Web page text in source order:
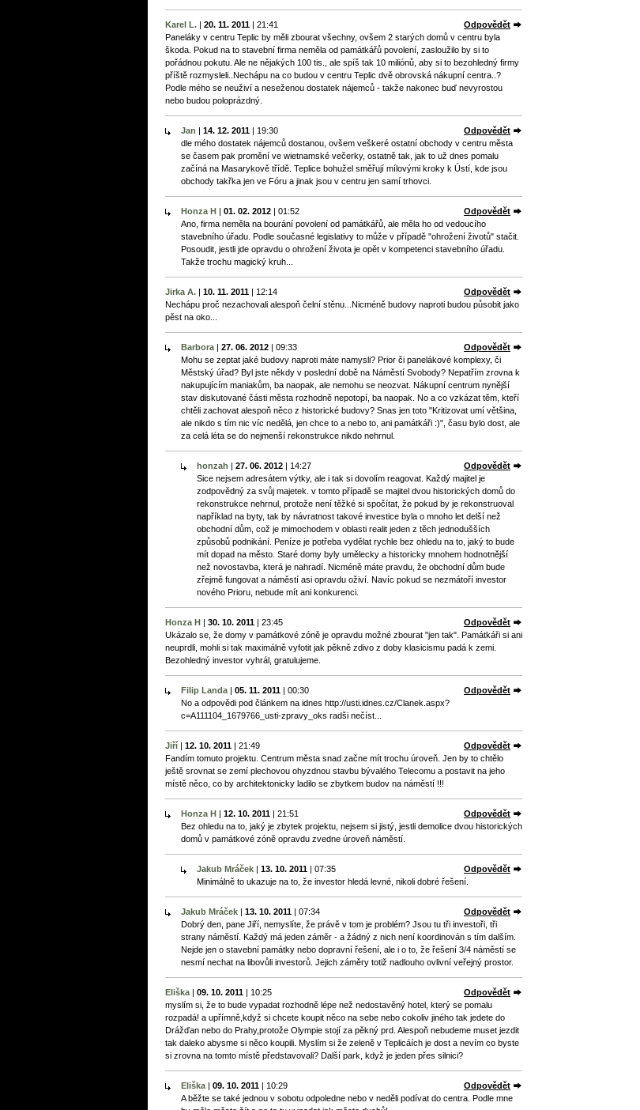
Karel L. | 20. 11. 2011 | 21:41
Odpovědět
Paneláky v centru Teplic by měli zbourat všechny, ovšem 2 starých domů v centru byla
škoda. Pokud na to stavební firma neměla od památkářů povolení, zasloužilo by si to
pořádnou pokutu. Ale ne nějakých 100 tis., ale spíš tak 10 miliónů, aby si to bezohledný firmy
příště rozmysleli..Nechápu na co budou v centru Teplic dvě obrovská nákupní centra..?
Podle mého se neuživí a neseženou dostatek nájemců - takže nakonec buď nevyrostou
nebo budou poloprázdný.
Jan | 14. 12. 2011 | 19:30
Odpovědět
dle mého dostatek nájemců dostanou, ovšem veškeré ostatní obchody v centru města
se časem pak promění ve wietnamské večerky, ostatně tak, jak to už dnes pomalu
začíná na Masarykově třídě. Teplice bohužel směřují mílovými kroky k Ústí, kde jsou
obchody takřka jen ve Fóru a jinak jsou v centru jen samí trhovci.
Honza H | 01. 02. 2012 | 01:52
Odpovědět
Ano, firma neměla na bourání povolení od památkářů, ale měla ho od vedoucího
stavebního úřadu. Podle současné legislativy to může v případě "ohrožení životů" stačit.
Posoudit, jestli jde opravdu o ohrožení života je opět v kompetenci stavebního úřadu.
Takže trochu magický kruh...
Jirka A. | 10. 11. 2011 | 12:14
Odpovědět
Nechápu proč nezachovali alespoň čelní stěnu...Nicméně budovy naproti budou působit jako
pěst na oko...
Barbora | 27. 06. 2012 | 09:33
Odpovědět
Mohu se zeptat jaké budovy naproti máte namysli? Prior či panelákové komplexy, či
Městský úřad? Byl jste někdy v poslední době na Náměstí Svobody? Nepatřím zrovna k
nakupujícím maniakům, ba naopak, ale nemohu se neozvat. Nákupní centrum nynější
stav diskutované části města rozhodně nepotopí, ba naopak. No a co vzkázat těm, kteří
chtěli zachovat alespoň něco z historické budovy? Snas jen toto "Kritizovat umí většina,
ale nikdo s tím nic víc nedělá, jen chce to a nebo to, ani památkáři :)", času bylo dost, ale
za celá léta se do nejmenší rekonstrukce nikdo nehrnul.
honzah | 27. 06. 2012 | 14:27
Odpovědět
Sice nejsem adresátem výtky, ale i tak si dovolím reagovat. Každý majitel je
zodpovědný za svůj majetek. v tomto případě se majitel dvou historických domů do
rekonstrukce nehrnul, protože není těžké si spočítat, že pokud by je rekonstruoval
například na byty, tak by návratnost takové investice byla o mnoho let delší než
obchodní dům, což je mimochodem v oblasti realit jeden z těch jednodušších
způsobů podnikání. Peníze je potřeba vydělat rychle bez ohledu na to, jaký to bude
mít dopad na město. Staré domy byly umělecky a historicky mnohem hodnotnější
než novostavba, která je nahradí. Nicméně máte pravdu, že obchodní dům bude
zřejmě fungovat a náměstí asi opravdu oživí. Navíc pokud se nezmátoří investor
nového Prioru, nebude mít ani konkurenci.
Honza H | 30. 10. 2011 | 23:45
Odpovědět
Ukázalo se, že domy v památkové zóně je opravdu možné zbourat "jen tak". Památkáři si ani
neuprdli, mohli si tak maximálně vyfotit jak pěkně zdivo z doby klasicismu padá k zemi.
Bezohledný investor vyhrál, gratulujeme.
Filip Landa | 05. 11. 2011 | 00:30
Odpovědět
No a odpovědi pod článkem na idnes http://usti.idnes.cz/Clanek.aspx?
c=A111104_1679766_usti-zpravy_oks radši nečíst...
Jiří | 12. 10. 2011 | 21:49
Odpovědět
Fandím tomuto projektu. Centrum města snad začne mít trochu úroveň. Jen by to chtělo
ještě srovnat se zemí plechovou ohyzdnou stavbu bývalého Telecomu a postavit na jeho
místě něco, co by architektonicky ladilo se zbytkem budov na náměstí !!!
Honza H | 12. 10. 2011 | 21:51
Odpovědět
Bez ohledu na to, jaký je zbytek projektu, nejsem si jistý, jestli demolice dvou historických
domů v památkové zóně opravdu zvedne úroveň náměstí.
Jakub Mráček | 13. 10. 2011 | 07:35
Odpovědět
Minimálně to ukazuje na to, že investor hledá levné, nikoli dobré řešení.
Jakub Mráček | 13. 10. 2011 | 07:34
Odpovědět
Dobrý den, pane Jiří, nemyslíte, že právě v tom je problém? Jsou tu tři investoři, tři
strany náměstí. Každý má jeden záměr - a žádný z nich není koordinován s tím dalším.
Nejde jen o stavební památky nebo dopravní řešení, ale i o to, že řešení 3/4 náměstí se
nesmí nechat na libovůli investorů. Jejich záměry totiž nadlouho ovlivní veřejný prostor.
Eliška | 09. 10. 2011 | 10:25
Odpovědět
myslím si, že to bude vypadat rozhodně lépe než nedostavěný hotel, který se pomalu
rozpadá! a upřímně,když si chcete koupit něco na sebe nebo cokoliv jiného tak jedete do
Drážďan nebo do Prahy,protože Olympie stojí za pěkný prd. Alespoň nebudeme muset jezdit
tak daleko abysme si něco koupili. Myslím si že zeleně v Teplicáích je dost a nevím co byste
si zrovna na tomto místě představovali? Další park, když je jeden přes silnici?
Eliška | 09. 10. 2011 | 10:29
Odpovědět
A běžte se také jednou v sobotu odpoledne nebo v neděli podívat do centra. Podle mne